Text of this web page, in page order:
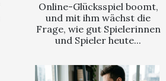
Online-Glücksspiel boomt,
und mit ihm wächst die
Frage, wie gut Spielerinnen
und Spieler heute...